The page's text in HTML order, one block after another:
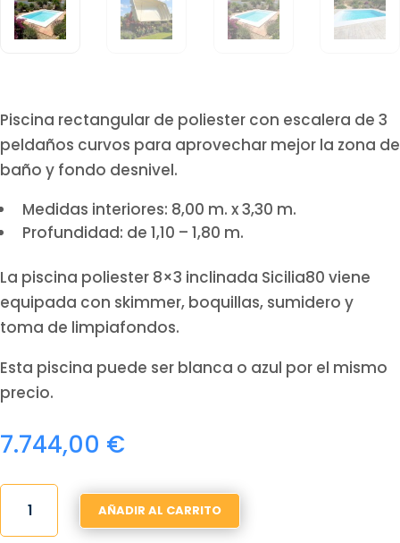
Piscina rectangular de poliester con escalera de 3
peldaños curvos para aprovechar mejor la zona de
baño y fondo desnivel.
Medidas interiores: 8,00 m. x 3,30 m.
Profundidad: de 1,10 – 1,80 m.
La piscina poliester 8×3 inclinada Sicilia80 viene
equipada con skimmer, boquillas, sumidero y
toma de limpiafondos.
Esta piscina puede ser blanca o azul por el mismo
precio.
7.744,00 €
POLIESTER
AÑADIR AL CARRITO